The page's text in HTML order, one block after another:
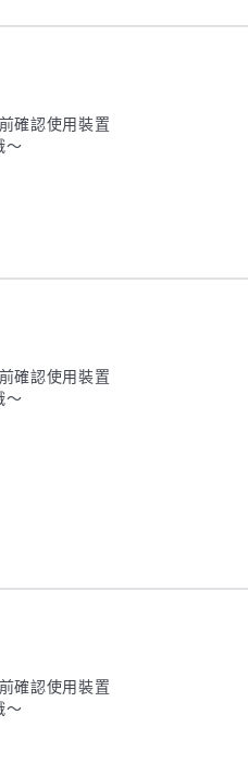
確認使用裝置
～
確認使用裝置
～
確認使用裝置
～